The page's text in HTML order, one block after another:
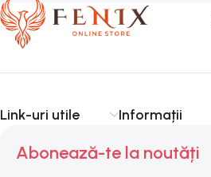
Link-uri utile Informații
Abonează-te la noutăți